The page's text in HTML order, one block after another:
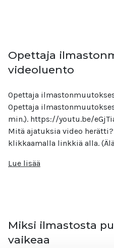
Opettaja
videoluento
Opettaja
Opettaja
min.). https://youtu.be/
Mitä ajatuksia video
klikkaamalla linkkiä alla.
Lue lisää
Miksi ilmastosta
vaikeaa